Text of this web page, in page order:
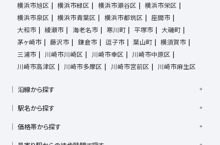
横浜市旭区
横浜市緑区 横浜市瀬谷区
横浜市栄区
横浜市泉区
横浜市青葉区 横浜市都筑区
座間市
大和市
綾瀬市 海老名市 寒川町 平塚市
大磯町
茅ヶ崎市
藤沢市 鎌倉市 逗子市 葉山町
横須賀市
三浦市
川崎市川崎区 川崎市幸区
川崎市中原区
川崎市高津区
川崎市多摩区 川崎市宮前区 川崎市麻生区
沿線から探す
湘南新宿ライン高海
駅名から探す
上大岡駅
価格帯から探す